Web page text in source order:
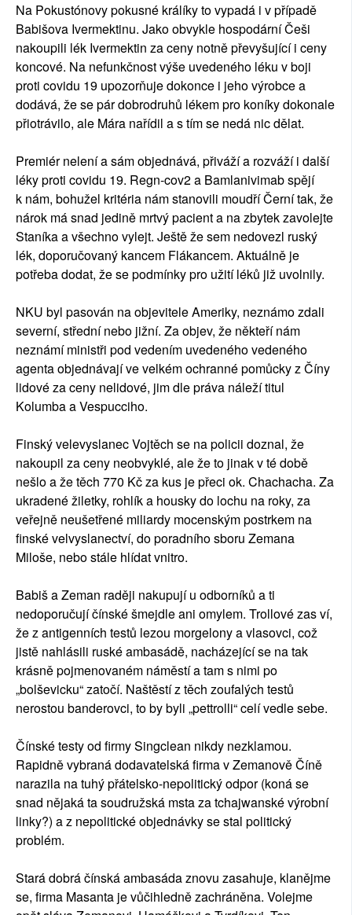
Na Pokustónovy pokusné králíky to vypadá i v případě
Babišova Ivermektinu. Jako obvykle hospodární Češi
nakoupili lék Ivermektin za ceny notně převyšující i ceny
koncové. Na nefunkčnost výše uvedeného léku v boji
proti covidu 19 upozorňuje dokonce i jeho výrobce a
dodává, že se pár dobrodruhů lékem pro koníky dokonale
přiotrávilo, ale Mára nařídil a s tím se nedá nic dělat.
Premiér nelení a sám objednává, přiváží a rozváží i další
léky proti covidu 19. Regn-cov2 a Bamlanivimab spějí
k nám, bohužel kritéria nám stanovili moudří Černí tak, že
nárok má snad jedině mrtvý pacient a na zbytek zavolejte
Staníka a všechno vylejt. Ještě že sem nedovezl ruský
lék, doporučovaný kancem Flákancem. Aktuálně je
potřeba dodat, že se podmínky pro užití léků již uvolnily.
NKU byl pasován na objevitele Ameriky, neznámo zdali
severní, střední nebo jižní. Za objev, že někteří nám
neznámí ministři pod vedením uvedeného vedeného
agenta objednávají ve velkém ochranné pomůcky z Číny
lidové za ceny nelidové, jim dle práva náleží titul
Kolumba a Vespucciho.
Finský velevyslanec Vojtěch se na policii doznal, že
nakoupil za ceny neobvyklé, ale že to jinak v té době
nešlo a že těch 770 Kč za kus je přeci ok. Chachacha. Za
ukradené žiletky, rohlík a housky do lochu na roky, za
veřejně neušetřené miliardy mocenským postrkem na
finské velvyslanectví, do poradního sboru Zemana
Miloše, nebo stále hlídat vnitro.
Babiš a Zeman raději nakupují u odborníků a ti
nedoporučují čínské šmejdle ani omylem. Trollové zas ví,
že z antigenních testů lezou morgelony a vlasovci, což
jistě nahlásili ruské ambasádě, nacházející se na tak
krásně pojmenovaném náměstí a tam s nimi po
„bolševicku“ zatočí. Naštěstí z těch zoufalých testů
nerostou banderovci, to by byli „pettrolli“ celí vedle sebe.
Čínské testy od firmy Singclean nikdy nezklamou.
Rapidně vybraná dodavatelská firma v Zemanově Číně
narazila na tuhý přátelsko-nepolitický odpor (koná se
snad nějaká ta soudružská msta za tchajwanské výrobní
linky?) a z nepolitické objednávky se stal politický
problém.
Stará dobrá čínská ambasáda znovu zasahuje, klanějme
se, firma Masanta je vůčihledně zachráněna. Volejme